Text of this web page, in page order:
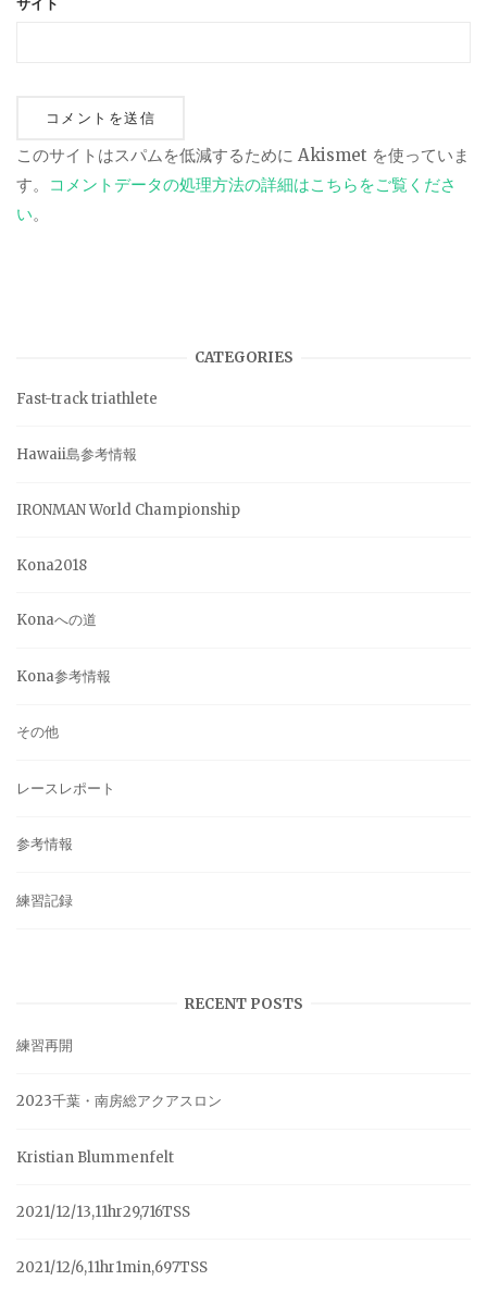
サイト
このサイトはスパムを低減するために Akismet を使っていま
す。
コメントデータの処理方法の詳細はこちらをご覧くださ
い。
CATEGORIES
Fast-track triathlete
Hawaii島参考情報
IRONMAN World Championship
Kona2018
Konaへの道
Kona参考情報
その他
レースレポート
参考情報
練習記録
RECENT POSTS
練習再開
2023千葉・南房総アクアスロン
Kristian Blummenfelt
2021/12/13,11hr29,716TSS
2021/12/6,11hr1min,697TSS